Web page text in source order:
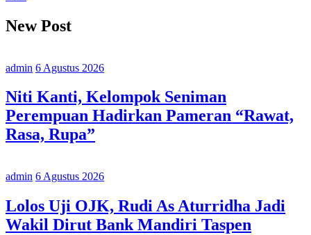
New Post
admin 6 Agustus 2026
Niti Kanti, Kelompok Seniman
Perempuan Hadirkan Pameran “Rawat,
Rasa, Rupa”
admin 6 Agustus 2026
Lolos Uji OJK, Rudi As Aturridha Jadi
Wakil Dirut Bank Mandiri Taspen